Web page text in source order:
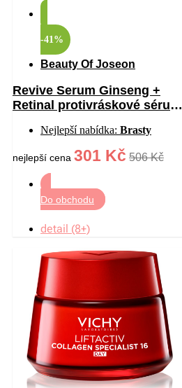
-41%
Beauty Of Joseon
Revive Serum Ginseng +
Retinal protivráskové sérum
Nejlepší nabídka: Brasty
nejlepší cena 301 Kč 506 Kč
Do obchodu
detail (8+)